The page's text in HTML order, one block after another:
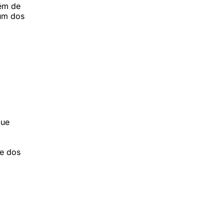
de
dos
dos